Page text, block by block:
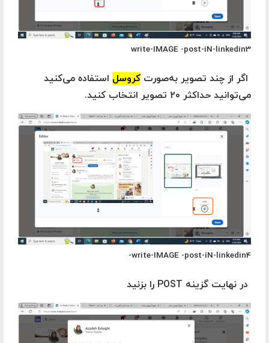
write-IMAGE -post-iN-linkedin3
اگر از چند تصویر به‌صورت کروسل استفاده می‌کنید
می‌توانید حداکثر ۲۰ تصویر انتخاب کنید.
write-IMAGE -post-iN-linkedin4-
در نهایت گزینه POST را بزنید